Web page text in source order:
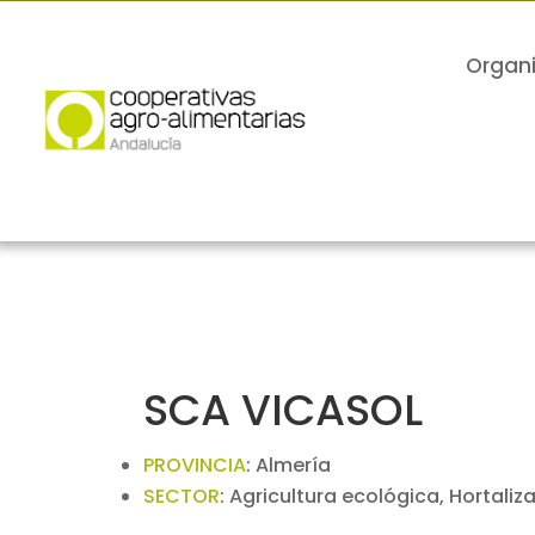
SCA VICASOL
PROVINCIA:Almería
SECTOR:Agricultura ecológica,